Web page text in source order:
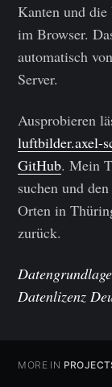
Kanten und die
im Browser.
automatisch
Server.
Ausprobieren
luftbilder.axel-
GitHub. Mein
suchen und
Orten in
zurück.
Datenlizenz
MORE IN